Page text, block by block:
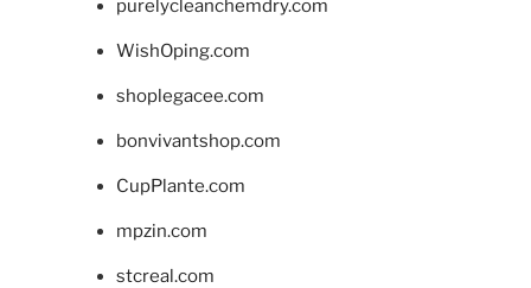
purelycleanchemdry.com
WishOping.com
shoplegacee.com
bonvivantshop.com
CupPlante.com
mpzin.com
stcreal.com